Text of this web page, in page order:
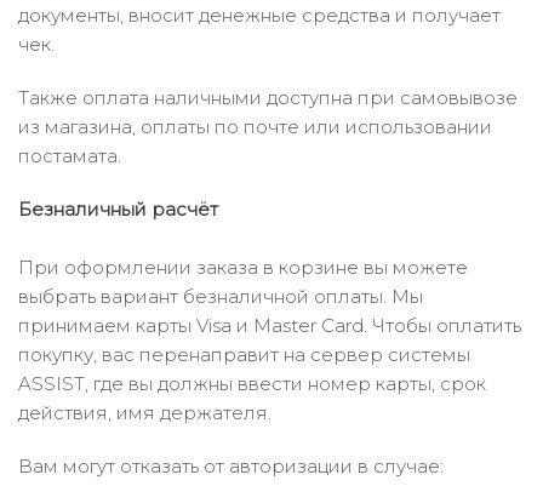
документы, вносит денежные средства и получает
чек.
Также оплата наличными доступна при самовывозе
из магазина, оплаты по почте или использовании
постамата.
Безналичный расчёт
При оформлении заказа в корзине вы можете
выбрать вариант безналичной оплаты. Мы
принимаем карты Visa и Master Card. Чтобы оплатить
покупку, вас перенаправит на сервер системы
ASSIST, где вы должны ввести номер карты, срок
действия, имя держателя.
Вам могут отказать от авторизации в случае: